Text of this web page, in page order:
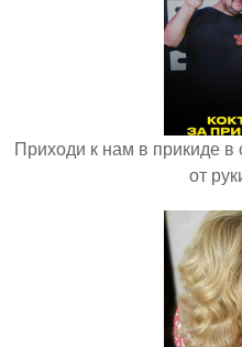
Приходи к нам в прикиде в
от